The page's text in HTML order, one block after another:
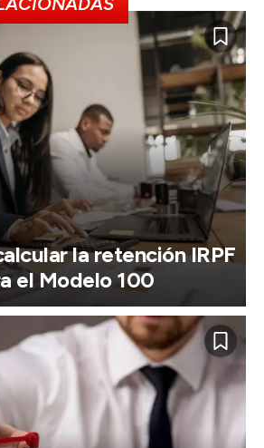
la retención IRPF
el Modelo 100